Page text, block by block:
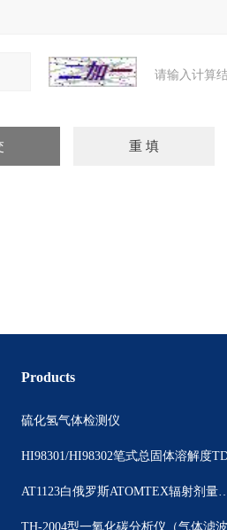
请输入计算
Products
硫化氢气体检测仪
AT1123白俄罗斯